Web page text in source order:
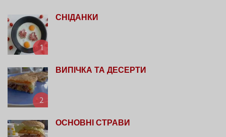
1
СНІДАНКИ
2
ВИПІЧКА ТА ДЕСЕРТИ
ОСНОВНІ СТРАВИ